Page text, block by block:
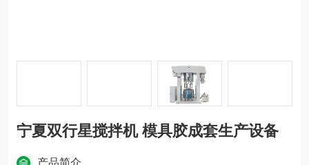
宁夏双行星搅拌机 模具胶成套生产设备
产品简介